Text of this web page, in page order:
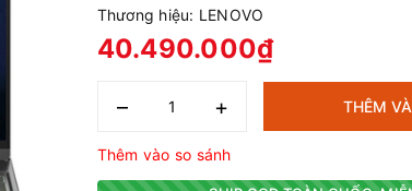
Thương hiệu: LENOVO
40.490.000₫
– + THÊM
Thêm vào so sánh